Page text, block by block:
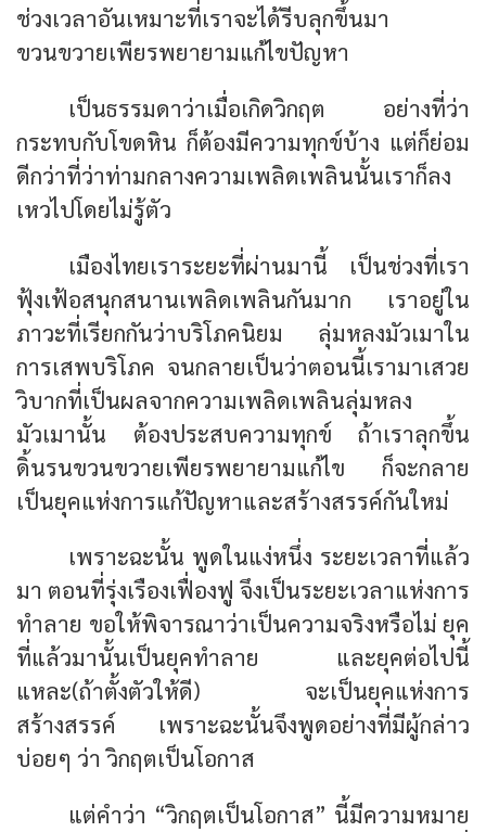
ช่วงเวลาอันเหมาะที่เราจะได้รีบลุกขึ้นมา
ขวนขวายเพียรพยายามแก้ไขปัญหา
เป็นธรรมดาว่าเมื่อเกิดวิกฤต อย่างที่ว่า
กระทบกับโขดหิน ก็ต้องมีความทุกข์บ้าง แต่ก็ย่อม
ดีกว่าที่ว่าท่ามกลางความเพลิดเพลินนั้นเราก็ลง
เหวไปโดยไม่รู้ตัว
เมืองไทยเราระยะที่ผ่านมานี้ เป็นช่วงที่เรา
ฟุ้งเฟ้อสนุกสนานเพลิดเพลินกันมาก เราอยู่ใน
ภาวะที่เรียกกันว่าบริโภคนิยม ลุ่มหลงมัวเมาใน
การเสพบริโภค จนกลายเป็นว่าตอนนี้เรามาเสวย
วิบากที่เป็นผลจากความเพลิดเพลินลุ่มหลง
มัวเมานั้น ต้องประสบความทุกข์ ถ้าเราลุกขึ้น
ดิ้นรนขวนขวายเพียรพยายามแก้ไข ก็จะกลาย
เป็นยุคแห่งการแก้ปัญหาและสร้างสรรค์กันใหม่
เพราะฉะนั้น พูดในแง่หนึ่ง ระยะเวลาที่แล้ว
มา ตอนที่รุ่งเรืองเฟื่องฟู จึงเป็นระยะเวลาแห่งการ
ทำลาย ขอให้พิจารณาว่าเป็นความจริงหรือไม่ ยุค
ที่แล้วมานั้นเป็นยุคทำลาย และยุคต่อไปนี้
แหละ(ถ้าตั้งตัวให้ดี) จะเป็นยุคแห่งการ
สร้างสรรค์ เพราะฉะนั้นจึงพูดอย่างที่มีผู้กล่าว
บ่อยๆ ว่าวิกฤตเป็นโอกาส
แต่คำว่า “วิกฤตเป็นโอกาส” นี้มีความหมาย